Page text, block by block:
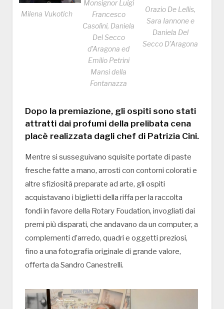
Milena Vukotich
Monsignor Luigi
Francesco
Casolini, Daniela
Del Secco
d’Aragona ed
Emilio Petrini
Mansi della
Fontanazza
Orazio De Lellis,
Sara Iannone e
Daniela Del
Secco D’Aragona
Dopo la premiazione, gli ospiti sono stati
attratti dai profumi della prelibata cena
placè realizzata dagli chef di Patrizia Cini.
Mentre si susseguivano squisite portate di paste
fresche fatte a mano, arrosti con contorni colorati e
altre sfiziosità preparate ad arte, gli ospiti
acquistavano i biglietti della riffa per la raccolta
fondi in favore della Rotary Foudation, invogliati dai
premi più disparati, che andavano da un computer, a
complementi d’arredo, quadri e oggetti preziosi,
fino a una fotografia originale di grande valore,
offerta da Sandro Canestrelli.